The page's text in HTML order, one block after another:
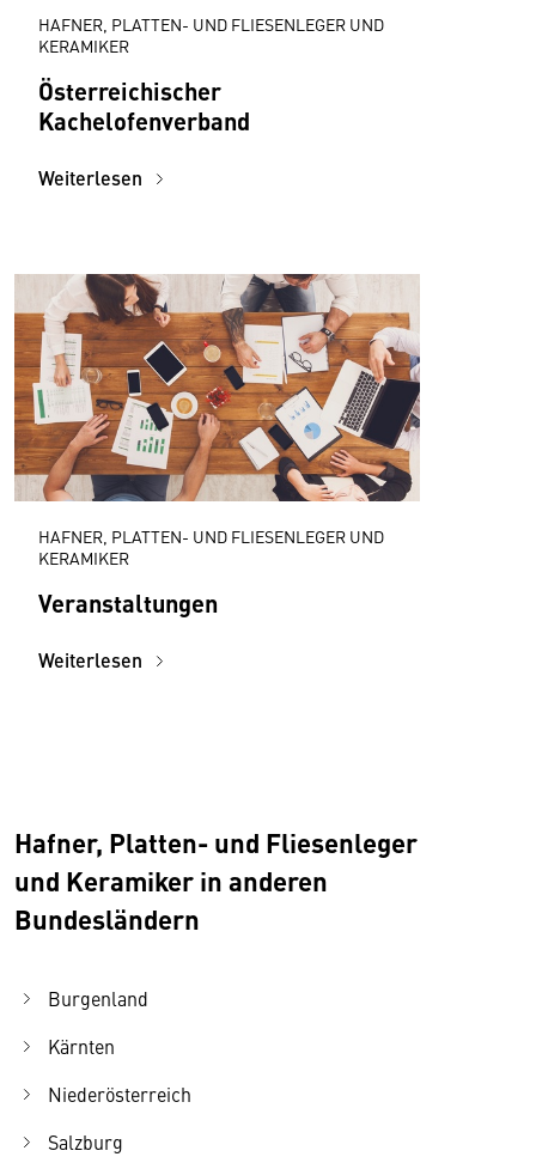
HAFNER, PLATTEN- UND FLIESENLEGER UND
KERAMIKER
Österreichischer
Kachelofenverband
Weiterlesen
HAFNER, PLATTEN- UND FLIESENLEGER UND
KERAMIKER
Veranstaltungen
Weiterlesen
Hafner, Platten- und Fliesenleger
und Keramiker in anderen
Bundesländern
Burgenland
Kärnten
Niederösterreich
Salzburg